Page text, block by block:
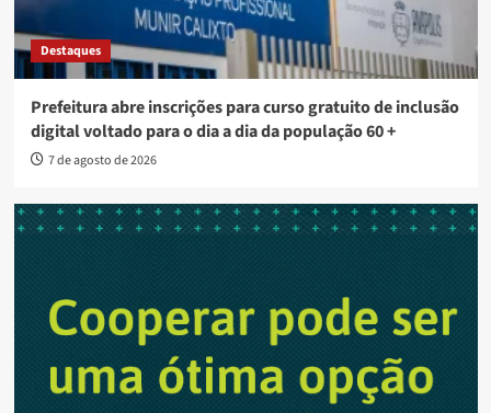
Destaques
Prefeitura abre inscrições para curso gratuito de inclusão
digital voltado para o dia a dia da população 60 +
7 de agosto de 2026